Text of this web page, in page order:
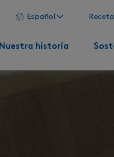
Español
Nuestra historia